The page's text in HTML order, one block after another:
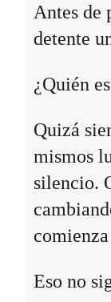
Antes de
detente
¿Quién
Quizá
mismos
silencio.
Eso no